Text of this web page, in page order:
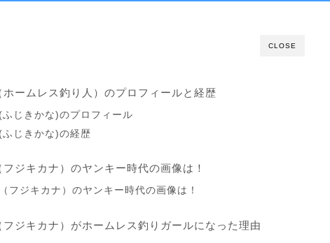
CLOSE
ームレス釣り人）のプロフィールと経歴
じきかな)のプロフィール
じきかな)の経歴
ジキカナ）のヤンキー時代の画像は！
フジキカナ）のヤンキー時代の画像は！
ジキカナ）がホームレス釣りガールになった理由